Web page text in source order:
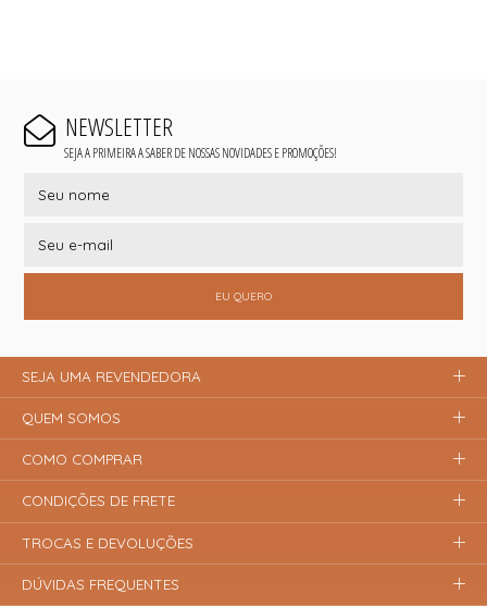
NEWSLETTER
SEJA A PRIMEIRA A SABER DE NOSSAS NOVIDADES E PROMOÇÕES!
EU QUERO
SEJA UMA REVENDEDORA
QUEM SOMOS
COMO COMPRAR
CONDIÇÕES DE FRETE
TROCAS E DEVOLUÇÕES
DÚVIDAS FREQUENTES